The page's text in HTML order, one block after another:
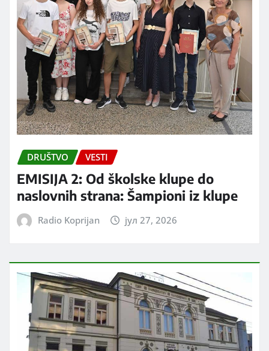
DRUŠTVO VESTI
EMISIJA 2: Od školske klupe do
naslovnih strana: Šampioni iz klupe
Radio Koprijan јул 27, 2026